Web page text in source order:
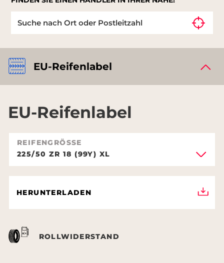
EU-Reifenlabel
EU-Reifenlabel
REIFENGRÖSSE
225/50 ZR 18 (99Y) XL
HERUNTERLADEN
ROLLWIDERSTAND